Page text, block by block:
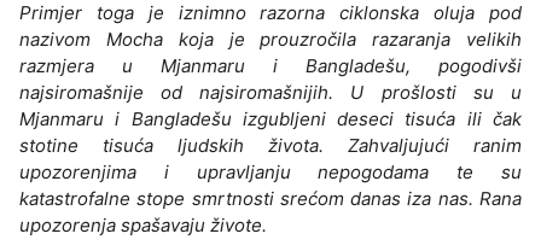
Primjer toga je iznimno razorna ciklonska oluja pod
nazivom Mocha koja je prouzročila razaranja velikih
razmjera u Mjanmaru i Bangladešu, pogodivši
najsiromašnije od najsiromašnijih. U prošlosti su u
Mjanmaru i Bangladešu izgubljeni deseci tisuća ili čak
stotine tisuća ljudskih života. Zahvaljujući ranim
upozorenjima i upravljanju nepogodama te su
katastrofalne stope smrtnosti srećom danas iza nas. Rana
upozorenja spašavaju živote.